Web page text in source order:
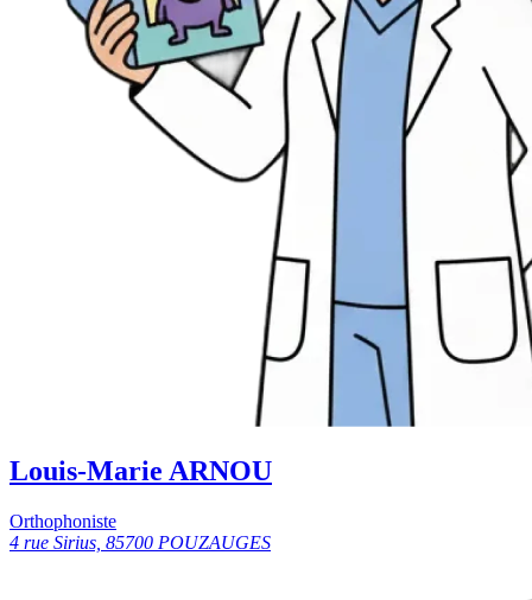
Louis-Marie ARNOU
Orthophoniste
4 rue Sirius, 85700 POUZAUGES